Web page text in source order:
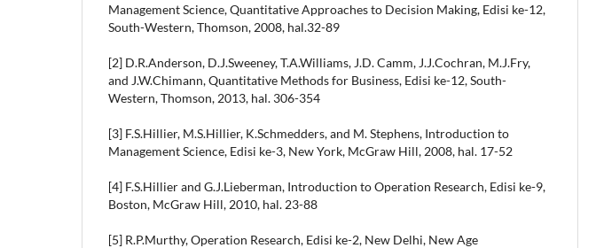
Management Science, Quantitative Approaches to Decision Making, Edisi ke-12,
South-Western, Thomson, 2008, hal.32-89
[2] D.R.Anderson, D.J.Sweeney, T.A.Williams, J.D. Camm, J.J.Cochran, M.J.Fry,
and J.W.Chimann, Quantitative Methods for Business, Edisi ke-12, South-
Western, Thomson, 2013, hal. 306-354
[3] F.S.Hillier, M.S.Hillier, K.Schmedders, and M. Stephens, Introduction to
Management Science, Edisi ke-3, New York, McGraw Hill, 2008, hal. 17-52
[4] F.S.Hillier and G.J.Lieberman, Introduction to Operation Research, Edisi ke-9,
Boston, McGraw Hill, 2010, hal. 23-88
[5] R.P.Murthy, Operation Research, Edisi ke-2, New Delhi, New Age